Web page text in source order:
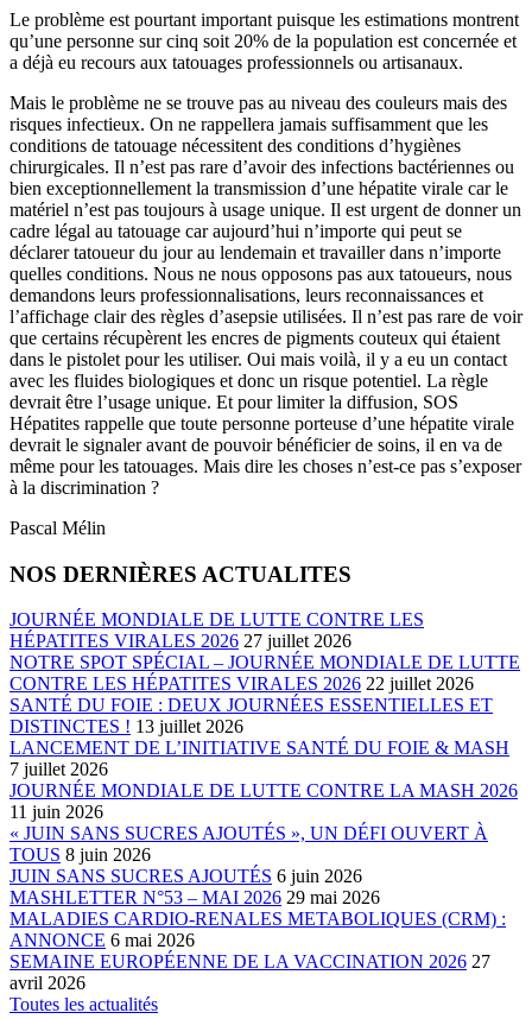
Le problème est pourtant important puisque les estimations montrent
qu’une personne sur cinq soit 20% de la population est concernée et
a déjà eu recours aux tatouages professionnels ou artisanaux.
Mais le problème ne se trouve pas au niveau des couleurs mais des
risques infectieux. On ne rappellera jamais suffisamment que les
conditions de tatouage nécessitent des conditions d’hygiènes
chirurgicales. Il n’est pas rare d’avoir des infections bactériennes ou
bien exceptionnellement la transmission d’une hépatite virale car le
matériel n’est pas toujours à usage unique. Il est urgent de donner un
cadre légal au tatouage car aujourd’hui n’importe qui peut se
déclarer tatoueur du jour au lendemain et travailler dans n’importe
quelles conditions. Nous ne nous opposons pas aux tatoueurs, nous
demandons leurs professionnalisations, leurs reconnaissances et
l’affichage clair des règles d’asepsie utilisées. Il n’est pas rare de voir
que certains récupèrent les encres de pigments couteux qui étaient
dans le pistolet pour les utiliser. Oui mais voilà, il y a eu un contact
avec les fluides biologiques et donc un risque potentiel. La règle
devrait être l’usage unique. Et pour limiter la diffusion, SOS
Hépatites rappelle que toute personne porteuse d’une hépatite virale
devrait le signaler avant de pouvoir bénéficier de soins, il en va de
même pour les tatouages. Mais dire les choses n’est-ce pas s’exposer
à la discrimination ?
Pascal Mélin
NOS DERNIÈRES ACTUALITES
JOURNÉE MONDIALE DE LUTTE CONTRE LES
HÉPATITES VIRALES 2026 27 juillet 2026
NOTRE SPOT SPÉCIAL – JOURNÉE MONDIALE DE LUTTE
CONTRE LES HÉPATITES VIRALES 2026 22 juillet 2026
SANTÉ DU FOIE : DEUX JOURNÉES ESSENTIELLES ET
DISTINCTES ! 13 juillet 2026
LANCEMENT DE L’INITIATIVE SANTÉ DU FOIE & MASH
7 juillet 2026
JOURNÉE MONDIALE DE LUTTE CONTRE LA MASH 2026
11 juin 2026
« JUIN SANS SUCRES AJOUTÉS », UN DÉFI OUVERT À
TOUS 8 juin 2026
JUIN SANS SUCRES AJOUTÉS 6 juin 2026
MASHLETTER N°53 – MAI 2026 29 mai 2026
MALADIES CARDIO-RENALES METABOLIQUES (CRM) :
ANNONCE 6 mai 2026
SEMAINE EUROPÉENNE DE LA VACCINATION 2026 27
avril 2026
Toutes les actualités